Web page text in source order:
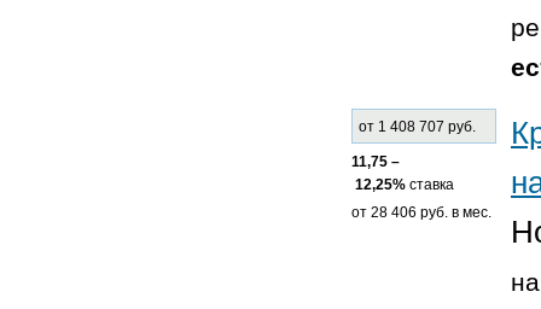
от 1 408 707 руб.
11,75 –
12,25% ставка
от 28 406 руб. в мес.